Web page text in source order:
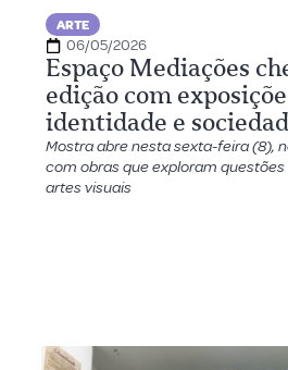
ARTE
06/05/2026
Espaço Mediações
edição com
identidade e
Mostra abre nesta sexta-feira (8),
com obras que exploram
artes visuais